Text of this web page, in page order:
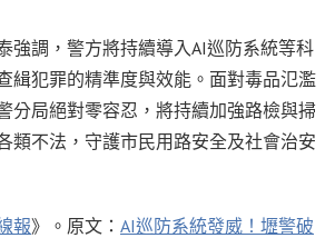
強調，警方將持續導入AI巡防系統等科
緝犯罪的精準度與效能。面對毒品氾濫
分局絕對零容忍，將持續加強路檢與掃
類不法，守護市民用路安全及社會治安
報》。原文： AI巡防系統發威！壢警破